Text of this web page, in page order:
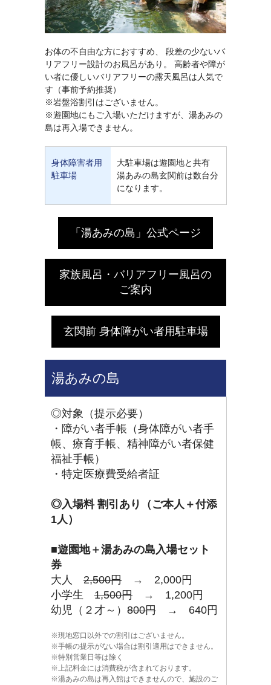
お体の不自由な方におすすめ、 段差の少ないバ
リアフリー設計のお風呂があり。 高齢者や障が
い者に優しいバリアフリーの露天風呂は人気で
す（事前予約推奨）
※岩盤浴割引はございません。
※遊園地にもご入場いただけますが、湯あみの
島は再入場できません。
身体障害者用
駐車場
大駐車場は遊園地と共有
湯あみの島玄関前は数台分
になります。
「湯あみの島」公式ページ
家族風呂・バリアフリー風呂の
ご案内
玄関前 身体障がい者用駐車場
湯あみの島
◎対象（提示必要）
・障がい者手帳（身体障がい者手
帳、療育手帳、精神障がい者保健
福祉手帳）
・特定医療費受給者証
◎入場料 割引あり（ご本人＋付添
1人）
■遊園地＋湯あみの島入場セット
券
大人 2,500円 → 2,000円
小学生 1,500円 → 1,200円
幼児（２才～） 800円 → 640円
現地窓口以外での割引はございません。
手帳の提示がない場合は割引適用はできません。
特別営業日等は除く
上記料金には消費税が含まれております。
湯あみの島は再入館はできませんので、施設のご